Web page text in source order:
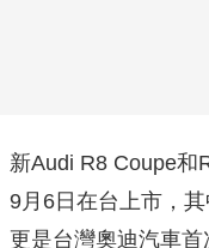
新Audi R8 Coupe和
9月6日在台上市，
更是台灣奧迪汽車